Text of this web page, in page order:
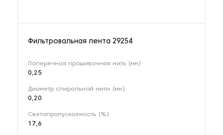
Фильтровальная лента 29254
Поперечная прошивочная нить (мм)
0,25
Диаметр спиральной нити (мм)
0,20
Светопропускаемость (%)
17,6